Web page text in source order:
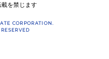
を禁じます
CORPORATION.